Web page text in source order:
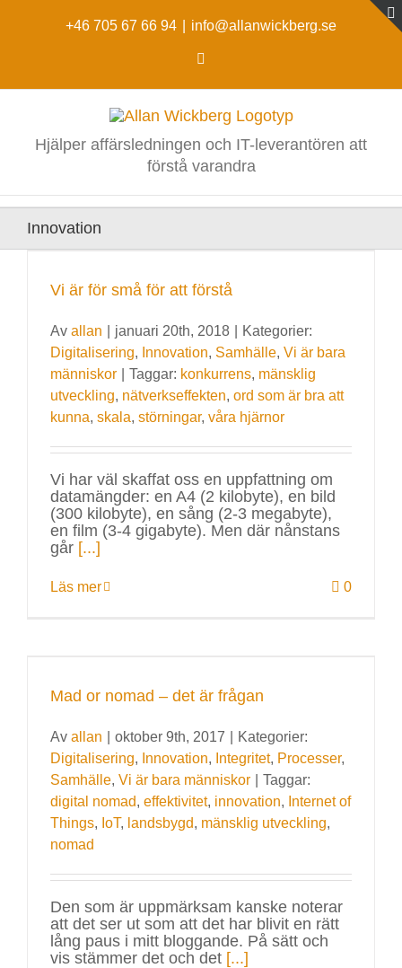
+46 705 67 66 94 info@allanwickberg.se
Hjälper affärsledningen och IT-leverantören att
förstå varandra
Innovation
Vi är för små för att förstå
Av allan januari 20th, 2018
Kategorier:
Digitalisering, Innovation, Samhälle, Vi är bara
människor
Taggar: konkurrens, mänsklig
utveckling, nätverkseffekten, ord som är bra att
kunna, skala, störningar, våra hjärnor
Vi har väl skaffat oss en uppfattning om
datamängder: en A4 (2 kilobyte), en bild
(300 kilobyte), en sång (2-3 megabyte),
en film (3-4 gigabyte). Men där nånstans
går [...]
Läs mer 0
Mad or nomad – det är frågan
Av allan oktober 9th, 2017
Kategorier:
Digitalisering, Innovation, Integritet, Processer,
Samhälle, Vi är bara människor
Taggar:
digital nomad, effektivitet, innovation, Internet of
Things, IoT, landsbygd, mänsklig utveckling,
nomad
Den som är uppmärksam kanske noterar
att det ser ut som att det har blivit en rätt
lång paus i mitt bloggande. På sätt och
vis stämmer det och det [...]